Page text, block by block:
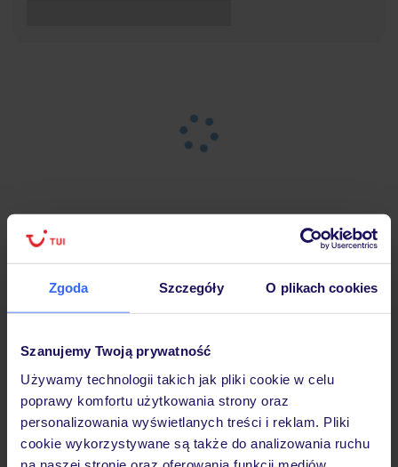
Zgoda Szczegóły O plikach cookies
Szanujemy Twoją prywatność
Używamy technologii takich jak pliki cookie w celu
poprawy komfortu użytkowania strony oraz
personalizowania wyświetlanych treści i reklam. Pliki
cookie wykorzystywane są także do analizowania ruchu
Strona główna
Szybkie wyszukiwanie i przeglądanie ofert
Lista ulubionych ofert i możliwość ich udostępniania
Historia wyszukiwań i ostatnio oglądanych ofert
Kontakt z TUI i wszystkie informacje o Twojej rezerwacji w
myTUI